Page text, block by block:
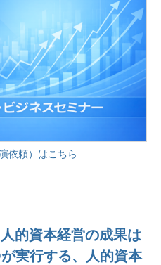
依頼）はこちら
的資本経営の成果は
実行する、人的資本